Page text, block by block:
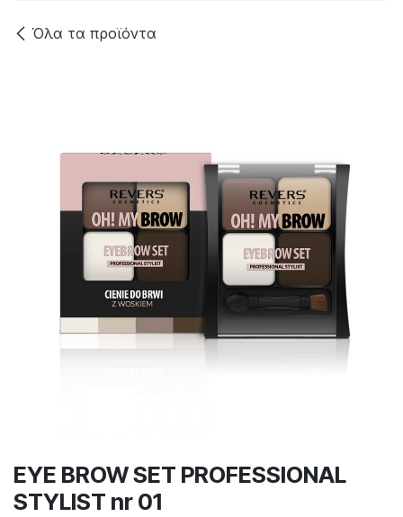
Όλα τα προϊόντα
EYE BROW SET PROFESSIONAL
STYLIST nr 01